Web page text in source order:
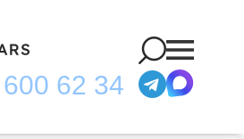
62 34
Range Rover Sport P400 AB